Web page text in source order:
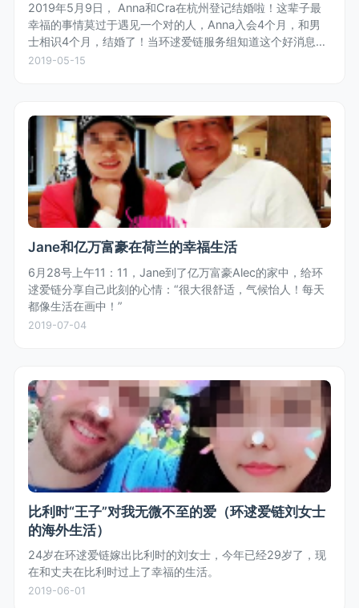
2019年5月9日， Anna和Cra在杭州登记结婚啦！这辈子最
幸福的事情莫过于遇见一个对的人，Anna入会4个月，和男
士相识4个月，结婚了！当环逑爱链服务组知道这个好消息
时，齐体为女士欢呼，也为女士收获真爱和幸福感到开心。
2019-05-15
Jane和亿万富豪在荷兰的幸福生活
6月28号上午11：11，Jane到了亿万富豪Alec的家中，给环
逑爱链分享自己此刻的心情：“很大很舒适，气候怡人！每天
都像生活在画中！”
2019-07-04
比利时“王子”对我无微不至的爱（环逑爱链刘女士
的海外生活）
24岁在环逑爱链嫁出比利时的刘女士，今年已经29岁了，现
在和丈夫在比利时过上了幸福的生活。
2019-06-01